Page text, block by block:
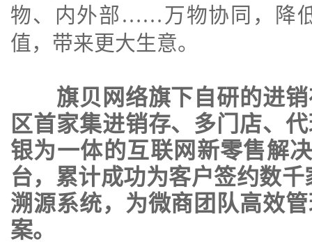
物、内外部……万物协同，降
值，带来更大生意。
旗贝网络旗下自研的进销
区首家集进销存、多门店、
银为一体的互联网新零售解
台，累计成功为客户签约数
溯源系统，为微商团队高效
案。